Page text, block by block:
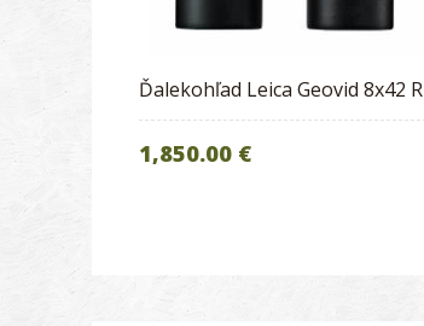
Ďalekohľad Leica Geovid 8x42 R
1,850.00 €